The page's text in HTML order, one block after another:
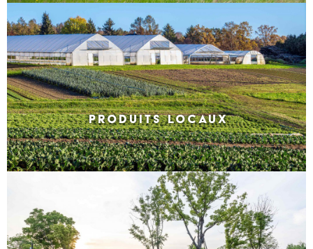
PRODUITS LOCAUX